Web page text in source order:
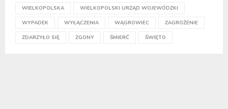
WIELKOPOLSKA WIELKOPOLSKI URZĄD WOJEWÓDZKI
WYPADEK WYŁĄCZENIA WĄGROWIEC ZAGROŻENIE
ZDARZYŁO SIĘ ZGONY ŚMIERĆ ŚWIĘTO